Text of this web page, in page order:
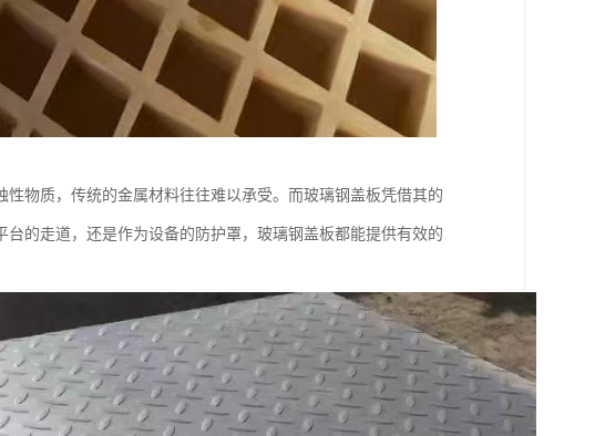
物质，传统的金属材料往往难以承受。而玻璃钢盖板凭借其的
的走道，还是作为设备的防护罩，玻璃钢盖板都能提供有效的